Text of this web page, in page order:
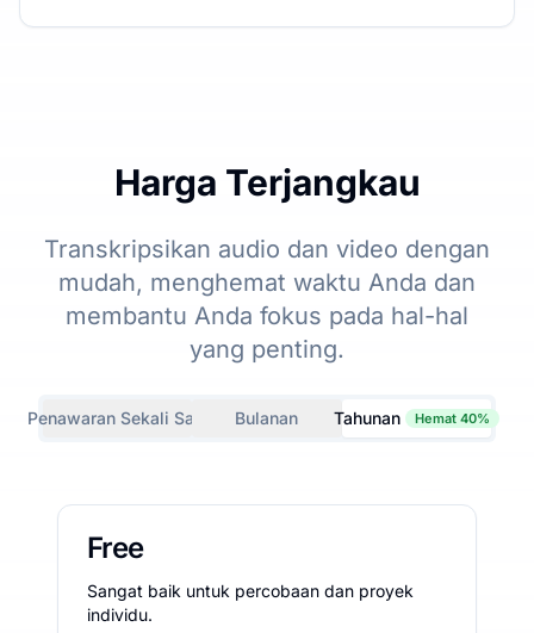
Harga Terjangkau
Transkripsikan audio dan video dengan
mudah, menghemat waktu Anda dan
membantu Anda fokus pada hal-hal
yang penting.
Penawaran Sekali Saja Bulanan Tahunan Hemat 40%
Free
Sangat baik untuk percobaan dan proyek
individu.